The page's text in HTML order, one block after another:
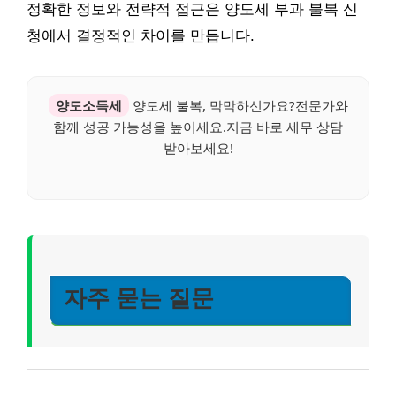
정확한 정보와 전략적 접근은 양도세 부과 불복 신
청에서 결정적인 차이를 만듭니다.
양도소득세
양도세 불복, 막막하신가요?전문가와
함께 성공 가능성을 높이세요.지금 바로 세무 상담
받아보세요!
자주 묻는 질문